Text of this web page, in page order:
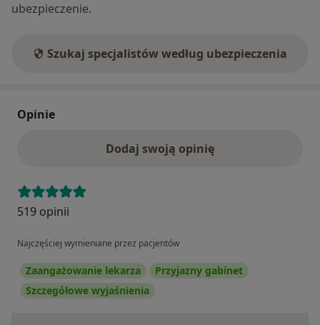
ubezpieczenie.
Szukaj specjalistów według ubezpieczenia
Opinie
Dodaj swoją opinię
519 opinii
Najczęściej wymieniane przez pacjentów
Zaangażowanie lekarza
Przyjazny gabinet
Szczegółowe wyjaśnienia